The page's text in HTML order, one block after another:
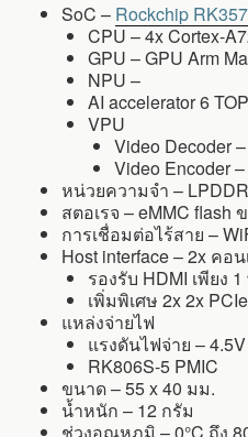
SoC – Rockchip
CPU – 4x Cortex-
GPU – GPU Arm
NPU –
AI accelerator 6
VPU
Video Decoder
Video Encoder
หน่วยความจำ –
สตอเรจ – eMMC flash
การเชื่อมต่อไร้สาย –
Host interface – 2x คอ
รองรับ HDMI เพียง
เพิ่มพิเศษ 2x 2x
แหล่งจ่ายไฟ
แรงดันไฟจ่าย –
RK806S-5 PMIC
ขนาด – 55 x 40 มม.
น้ำหนัก – 12 กรัม